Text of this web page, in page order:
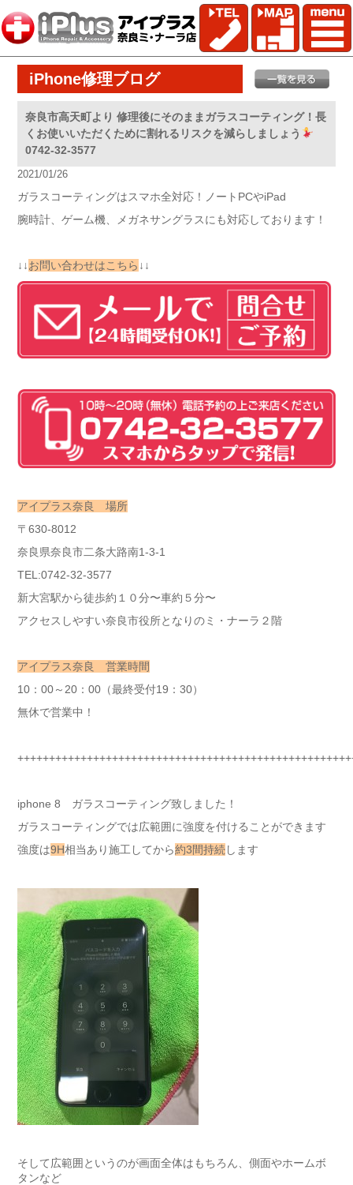
iPhone修理ブログ
奈良市高天町より 修理後にそのままガラスコーティング！長
くお使いいただくために割れるリスクを減らしましょう
0742-32-3577
2021/01/26
ガラスコーティングはスマホ全対応！ノートPCやiPad
腕時計、ゲーム機、メガネサングラスにも対応しております！
↓↓お問い合わせはこちら ↓↓
アイプラス奈良 場所
〒630-8012
奈良県奈良市二条大路南1-3-1
TEL:0742-32-3577
新大宮駅から徒歩約１０分〜車約５分〜
アクセスしやすい奈良市役所となりのミ・ナーラ２階
アイプラス奈良 営業時間
10：00～20：00（最終受付19：30）
無休で営業中！
iphone 8 ガラスコーティング致しました！
ガラスコーティングでは広範囲に強度を付けることができます
強度は9H相当あり施工してから約3間持続します
そして広範囲というのが画面全体はもちろん、側面やホームボ
タンなど